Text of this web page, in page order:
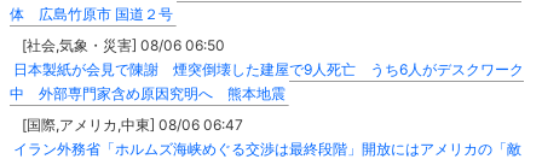
体 広島竹原市 国道２号
[社会,気象・災害] 08/06 06:50
日本製紙が会見で陳謝 煙突倒壊した建屋で9人死亡 うち6人がデスクワーク
中 外部専門家含め原因究明へ 熊本地震
[国際,アメリカ,中東] 08/06 06:47
イラン外務省「ホルムズ海峡めぐる交渉は最終段階」開放にはアメリカの「敵